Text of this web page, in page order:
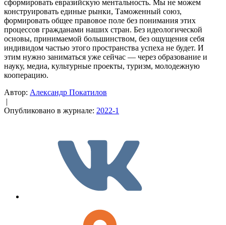
сформировать евразийскую ментальность. Мы не можем
конструировать единые рынки, Таможенный союз,
формировать общее правовое поле без понимания этих
процессов гражданами наших стран. Без идеологической
основы, принимаемой большинством, без ощущения себя
индивидом частью этого пространства успеха не будет. И
этим нужно заниматься уже сейчас — через образование и
науку, медиа, культурные проекты, туризм, молодежную
кооперацию.
Автор: Александр Покатилов
|
Опубликовано в журнале: 2022-1